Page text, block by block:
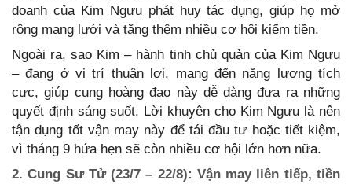
doanh của Kim Ngưu phát huy tác dụng, giúp họ mở
rộng mạng lưới và tăng thêm nhiều cơ hội kiếm tiền.
Ngoài ra, sao Kim – hành tinh chủ quản của Kim Ngưu
– đang ở vị trí thuận lợi, mang đến năng lượng tích
cực, giúp cung hoàng đạo này dễ dàng đưa ra những
quyết định sáng suốt. Lời khuyên cho Kim Ngưu là nên
tận dụng tốt vận may này để tái đầu tư hoặc tiết kiệm,
vì tháng 9 hứa hẹn sẽ còn nhiều cơ hội lớn hơn nữa.
2. Cung Sư Tử (23/7 – 22/8): Vận may liên tiếp, tiền